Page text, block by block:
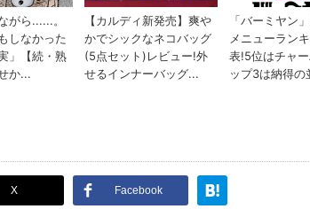
X Facebook